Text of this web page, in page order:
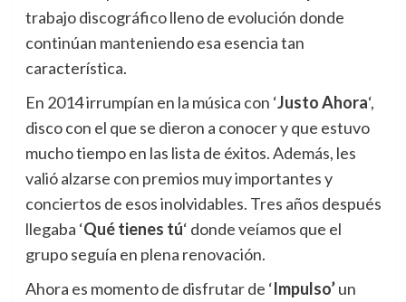
trabajo discográfico lleno de evolución donde
continúan manteniendo esa esencia tan
característica.
En 2014 irrumpían en la música con ‘Justo Ahora‘,
disco con el que se dieron a conocer y que estuvo
mucho tiempo en las lista de éxitos. Además, les
valió alzarse con premios muy importantes y
conciertos de esos inolvidables. Tres años después
llegaba ‘Qué tienes tú‘ donde veíamos que el
grupo seguía en plena renovación.
Ahora es momento de disfrutar de ‘Impulso’un